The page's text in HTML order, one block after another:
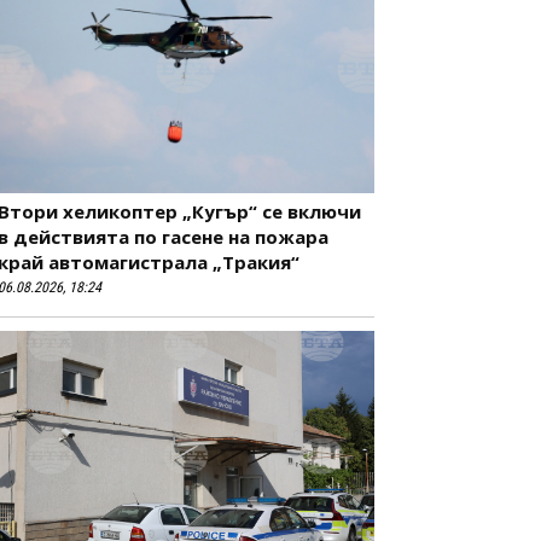
хеликоптер „Кугър“ се включи
действията по гасене на пожара
автомагистрала „Тракия“
18:24